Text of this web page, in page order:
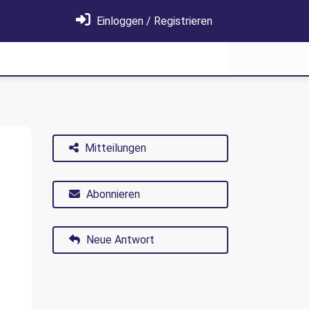
Einloggen / Registrieren
Mitteilungen
Abonnieren
Neue Antwort